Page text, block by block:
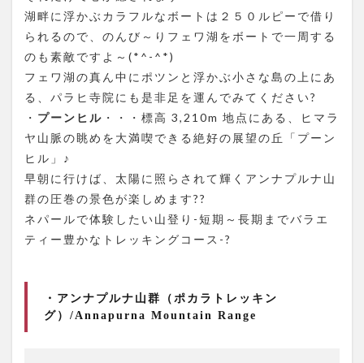
湖畔に浮かぶカラフルなボートは２５０ルピーで借り
られるので、のんび～りフェワ湖をボートで一周する
のも素敵ですよ～(*^-^*)
フェワ湖の真ん中にポツンと浮かぶ小さな島の上にあ
る、パラヒ寺院にも是非足を運んでみてください?
・ プーンヒル ・・・標高 3,210m 地点にある、ヒマラ
ヤ山脈の眺めを大満喫できる絶好の展望の丘「プーン
ヒル」♪
早朝に行けば、太陽に照らされて輝くアンナプルナ山
群の圧巻の景色が楽しめます??
ネパールで体験したい山登り-短期～長期までバラエ
ティー豊かなトレッキングコース-?
・アンナプルナ山群（ポカラトレッキン
グ）/Annapurna Mountain Range